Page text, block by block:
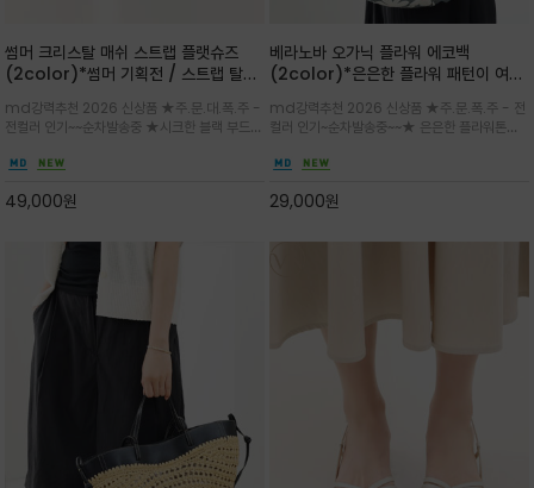
썸머 크리스탈 매쉬 스트랩 플랫슈즈
(2color)*썸머 기획전 / 스트랩 탈착
세한 메쉬 짜임 위로 은은하게 반짝이는
크리스탈 디테일을 더한 플랫슈즈
md강력추천 2026 신상품 ★주.문.대.폭.주 -
전컬러 인기~~순차발송중 ★시크한 블랙 부드러
하게 좋으며 가볍고 시원해 데일리 만능 아이템 /
49,000원
베라노바 오가닉 플라워 에코백
(2color)*은은한 플라워 패턴이 여름
코백
md강력추천 2026 신상품 ★주.문.폭.주 - 전
컬러 인기~순차발송중~~★ 은은한 플라워톤이
고급스럽게 내추럴한 감성의 천연 오가닉 코튼소
해져 완성
29,000원